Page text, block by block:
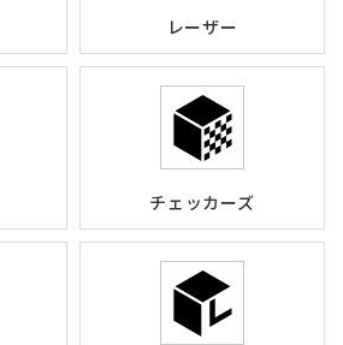
レーザー
チェッカーズ